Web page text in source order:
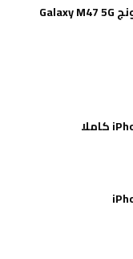
مواصفات هاتف سامسونج Galaxy M47 5G